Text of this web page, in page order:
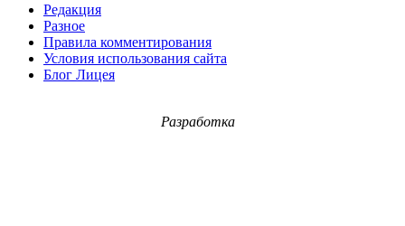
Редакция
Разное
Правила комментирования
Условия использования сайта
Блог Лицея
Разработка